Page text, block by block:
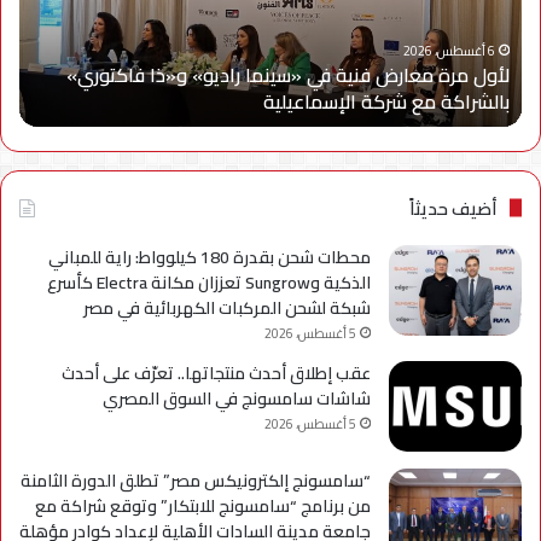
وLege-
Cy
في
أحدث
حملاتها
للترويج
لسلسلة
Galaxy
A
6 أغسطس، 2026
سامسونج إلكترونيكس مصر تتعاون مع ويجز وLege-Cy في
أحدث حملاتها للترويج لسلسلة Galaxy A
عبر
My
أضيف حديثاً
محطات شحن بقدرة 180 كيلوواط: راية للمباني
الذكية وSungrow تعززان مكانة Electra كأسرع
شبكة لشحن المركبات الكهربائية في مصر
5 أغسطس، 2026
عقب إطلاق أحدث منتجاتها.. تعرّف على أحدث
شاشات سامسونج في السوق المصري
5 أغسطس، 2026
“سامسونج إلكترونيكس مصر” تطلق الدورة الثامنة
من برنامج “سامسونج للابتكار” وتوقع شراكة مع
جامعة مدينة السادات الأهلية لإعداد كوادر مؤهلة